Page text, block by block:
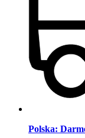
Polska: